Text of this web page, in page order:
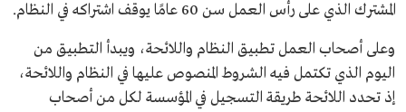
المشترك الذي على رأس العمل سن 60 عامًا يوقف اشتراكه في النظام.
وعلى أصحاب العمل تطبيق النظام واللائحة، ويبدأ التطبيق من
اليوم الذي تكتمل فيه الشروط المنصوص عليها في النظام واللائحة،
إذ تحدد اللائحة طريقة التسجيل في المؤسسة لكل من أصحاب